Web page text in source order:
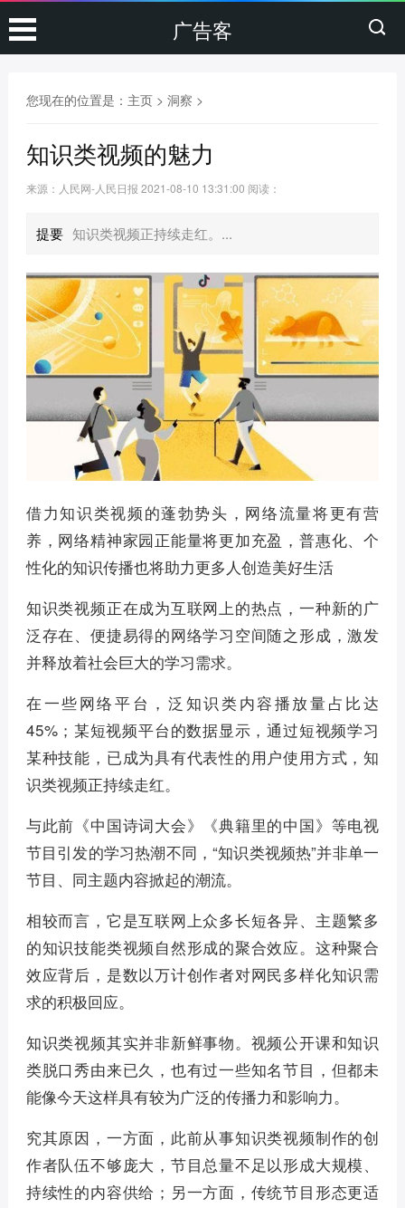
广告客
您现在的位置是： 主页> 洞察 >
知识类视频的魅力
来源：人民网-人民日报 2021-08-10 13:31:00 阅读：
提要 知识类视频正持续走红。...
借力知识类视频的蓬勃势头，网络流量将更有营
养，网络精神家园正能量将更加充盈，普惠化、个
性化的知识传播也将助力更多人创造美好生活
知识类视频正在成为互联网上的热点，一种新的广
泛存在、便捷易得的网络学习空间随之形成，激发
并释放着社会巨大的学习需求。
在一些网络平台，泛知识类内容播放量占比达
45%；某短视频平台的数据显示，通过短视频学习
某种技能，已成为具有代表性的用户使用方式，知
识类视频正持续走红。
与此前《中国诗词大会》《典籍里的中国》等电视
节目引发的学习热潮不同，“知识类视频热”并非单一
节目、同主题内容掀起的潮流。
相较而言，它是互联网上众多长短各异、主题繁多
的知识技能类视频自然形成的聚合效应。这种聚合
效应背后，是数以万计创作者对网民多样化知识需
求的积极回应。
知识类视频其实并非新鲜事物。视频公开课和知识
类脱口秀由来已久，也有过一些知名节目，但都未
能像今天这样具有较为广泛的传播力和影响力。
究其原因，一方面，此前从事知识类视频制作的创
作者队伍不够庞大，节目总量不足以形成大规模、
持续性的内容供给；另一方面，传统节目形态更适